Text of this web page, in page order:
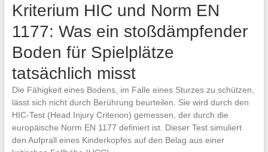
Kriterium HIC und Norm EN
1177: Was ein stoßdämpfender
Boden für Spielplätze
tatsächlich misst
Die Fähigkeit eines Bodens, im Falle eines Sturzes zu schützen,
lässt sich nicht durch Berührung beurteilen. Sie wird durch den
HIC-Test (Head Injury Criterion) gemessen, der durch die
europäische Norm EN 1177 definiert ist. Dieser Test simuliert
den Aufprall eines Kinderkopfes auf den Belag aus einer